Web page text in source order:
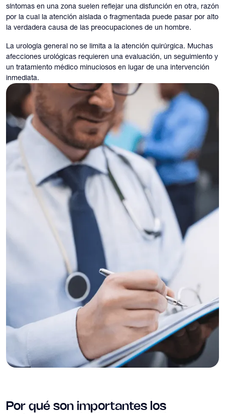
síntomas en una zona suelen reflejar una disfunción en otra, razón
por la cual la atención aislada o fragmentada puede pasar por alto
la verdadera causa de las preocupaciones de un hombre.
La urología general no se limita a la atención quirúrgica. Muchas
afecciones urológicas requieren una evaluación, un seguimiento y
un tratamiento médico minuciosos en lugar de una intervención
inmediata.
Por qué son importantes los